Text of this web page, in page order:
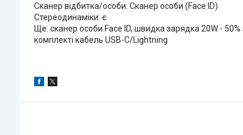
Сканер відбитка/особи: Сканер особи (Face ID)
Стереодинаміки: є
Ще: сканер особи Face ID, швидка зарядка 20W -
комплекті кабель USB-C/Lightning